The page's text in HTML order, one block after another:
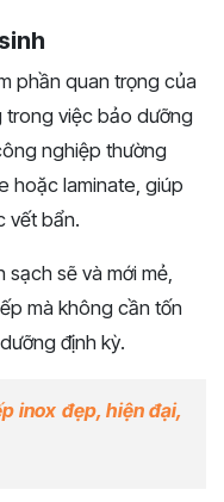
phần quan trọng của
việc bảo dưỡng
nghiệp thường
hoặc laminate, giúp
vết bẩn.
sẽ và mới mẻ,
mà không cần tốn
định kỳ.
inox đẹp, hiện đại,